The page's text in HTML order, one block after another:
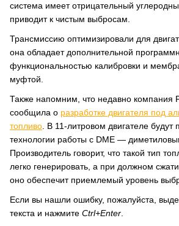
система имеет отрицательный
приводит к чистым выбросам.
Трансмиссию оптимизировали для
она обладает дополнительной
функциональностью калибровки и
муфтой.
Также напомним, что недавно компания
сообщила о разработке двигателя под
топливо . В 11-литровом двигателе будут
технологии работы с DME —
Производитель говорит, что такой тип
легко генерировать, а при должном
оно обеспечит приемлемый уровень
Если вы нашли ошибку, пожалуйста,
текста и нажмите Ctrl+Enter